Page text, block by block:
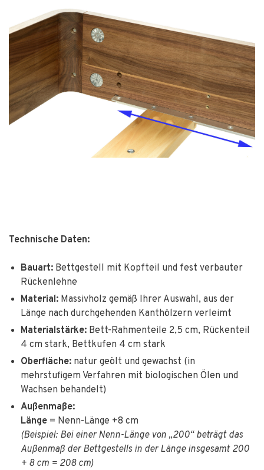
Technische Daten:
Bauart: Bettgestell mit Kopfteil und fest verbauter
Rückenlehne
Material: Massivholz gemäß Ihrer Auswahl, aus der
Länge nach durchgehenden Kanthölzern verleimt
Materialstärke: Bett-Rahmenteile 2,5 cm, Rückenteil
4 cm stark, Bettkufen 4 cm stark
Oberfläche: natur geölt und gewachst (in
mehrstufigem Verfahren mit biologischen Ölen und
Wachsen behandelt)
Außenmaße:
Länge = Nenn-Länge +8 cm
(Beispiel: Bei einer Nenn-Länge von „200“ beträgt das
Außenmaß der Bettgestells in der Länge insgesamt 200
+ 8 cm = 208 cm)